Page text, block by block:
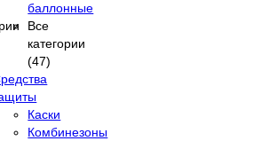
баллонные
Все
категории
(47)
Каски
Комбинезоны